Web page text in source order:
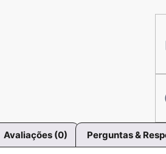
Avaliações (0) Perguntas &